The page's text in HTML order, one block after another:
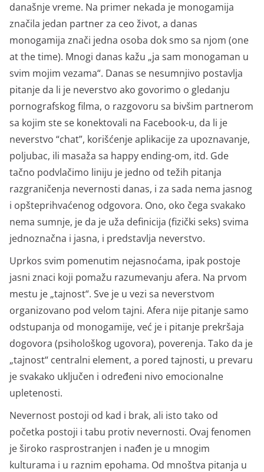
današnje vreme. Na primer nekada je monogamija
značila jedan partner za ceo život, a danas
monogamija znači jedna osoba dok smo sa njom (one
at the time). Mnogi danas kažu „ja sam monogaman u
svim mojim vezama“. Danas se nesumnjivo postavlja
pitanje da li je neverstvo ako govorimo o gledanju
pornografskog filma, o razgovoru sa bivšim partnerom
sa kojim ste se konektovali na Facebook-u, da li je
neverstvo “chat”, korišćenje aplikacije za upoznavanje,
poljubac, ili masaža sa happy ending-om, itd. Gde
tačno podvlačimo liniju je jedno od težih pitanja
razgraničenja nevernosti danas, i za sada nema jasnog
i opšteprihvaćenog odgovora. Ono, oko čega svakako
nema sumnje, je da je uža definicija (fizički seks) svima
jednoznačna i jasna, i predstavlja neverstvo.
Uprkos svim pomenutim nejasnoćama, ipak postoje
jasni znaci koji pomažu razumevanju afera. Na prvom
mestu je „tajnost“. Sve je u vezi sa neverstvom
organizovano pod velom tajni. Afera nije pitanje samo
odstupanja od monogamije, već je i pitanje prekršaja
dogovora (psihološkog ugovora), poverenja. Tako da je
„tajnost“ centralni element, a pored tajnosti, u prevaru
je svakako uključen i određeni nivo emocionalne
upletenosti.
Nevernost postoji od kad i brak, ali isto tako od
početka postoji i tabu protiv nevernosti. Ovaj fenomen
je široko rasprostranjen i nađen je u mnogim
kulturama i u raznim epohama. Od mnoštva pitanja u